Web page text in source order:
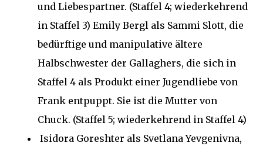
und Liebespartner. (Staffel 4; wiederkehrend
in Staffel 3) Emily Bergl als Sammi Slott, die
bedürftige und manipulative ältere
Halbschwester der Gallaghers, die sich in
Staffel 4 als Produkt einer Jugendliebe von
Frank entpuppt. Sie ist die Mutter von
Chuck. (Staffel 5; wiederkehrend in Staffel 4)
Isidora Goreshter als Svetlana Yevgenivna,